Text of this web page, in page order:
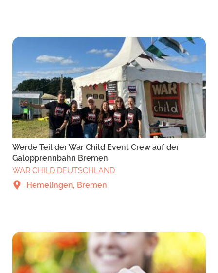
Werde Teil der War Child Event Crew auf der
Galopprennbahn Bremen
WAR CHILD DEUTSCHLAND
Hemelingen, Bremen